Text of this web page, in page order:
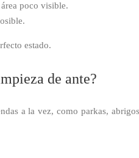
poco visible.
estado.
de ante?
a la vez, como parkas,